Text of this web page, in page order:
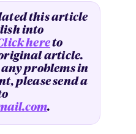
this article
into
hereto
article.
any problems in
please send a
.